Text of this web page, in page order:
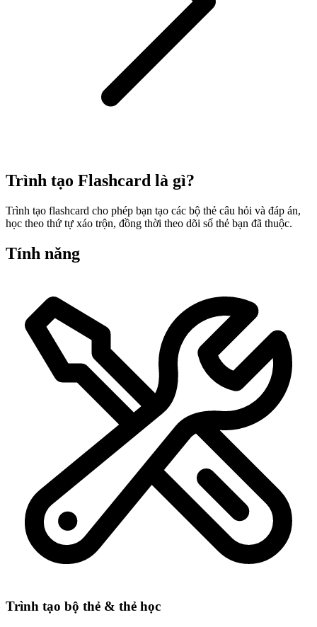
Trình tạo Flashcard là gì?
Trình tạo flashcard cho phép bạn tạo các bộ thẻ câu hỏi và đáp án,
học theo thứ tự xáo trộn, đồng thời theo dõi số thẻ bạn đã thuộc.
Tính năng
Trình tạo bộ thẻ & thẻ học